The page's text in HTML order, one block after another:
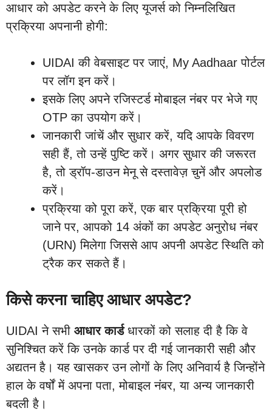
आधार को अपडेट करने के लिए यूजर्स को निम्नलिखित
प्रक्रिया अपनानी होगी:
UIDAI की वेबसाइट पर जाएं, My Aadhaar पोर्टल
पर लॉग इन करें।
इसके लिए अपने रजिस्टर्ड मोबाइल नंबर पर भेजे गए
OTP का उपयोग करें।
जानकारी जांचें और सुधार करें, यदि आपके विवरण
सही हैं, तो उन्हें पुष्टि करें। अगर सुधार की जरूरत
है, तो ड्रॉप-डाउन मेनू से दस्तावेज़ चुनें और अपलोड
करें।
प्रक्रिया को पूरा करें, एक बार प्रक्रिया पूरी हो
जाने पर, आपको 14 अंकों का अपडेट अनुरोध नंबर
(URN) मिलेगा जिससे आप अपनी अपडेट स्थिति को
ट्रैक कर सकते हैं।
किसे करना चाहिए आधार अपडेट?
UIDAI ने सभी आधार कार्डधारकों को सलाह दी है कि वे
सुनिश्चित करें कि उनके कार्ड पर दी गई जानकारी सही और
अद्यतन है। यह खासकर उन लोगों के लिए अनिवार्य है जिन्होंने
हाल के वर्षों में अपना पता, मोबाइल नंबर, या अन्य जानकारी
बदली है।